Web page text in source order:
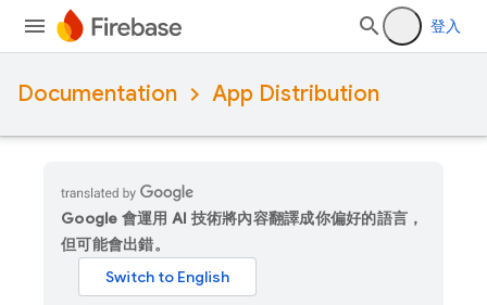
登入
Documentation App Distribution
Google 會運用 AI 技術將內容翻譯成你偏好的語言，
但可能會出錯。